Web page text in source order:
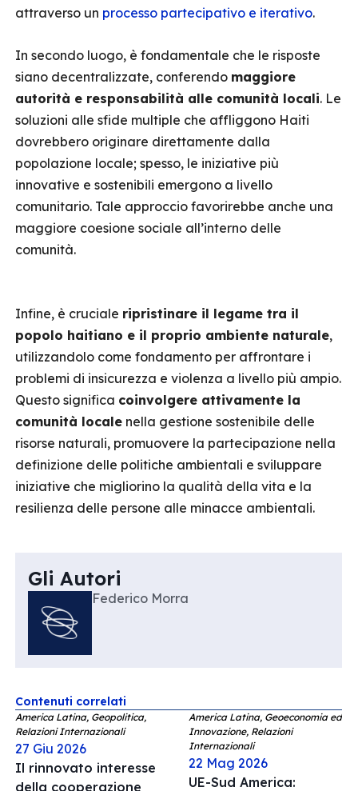
attraverso un processo partecipativo e iterativo.
In secondo luogo, è fondamentale che le risposte
siano decentralizzate, conferendo maggiore
autorità e responsabilità alle comunità locali. Le
soluzioni alle sfide multiple che affliggono Haiti
dovrebbero originare direttamente dalla
popolazione locale; spesso, le iniziative più
innovative e sostenibili emergono a livello
comunitario. Tale approccio favorirebbe anche una
maggiore coesione sociale all’interno delle
comunità.
Infine, è cruciale ripristinare il legame tra il
popolo haitiano e il proprio ambiente naturale,
utilizzandolo come fondamento per affrontare i
problemi di insicurezza e violenza a livello più ampio.
Questo significa coinvolgere attivamente la
comunità locale nella gestione sostenibile delle
risorse naturali, promuovere la partecipazione nella
definizione delle politiche ambientali e sviluppare
iniziative che migliorino la qualità della vita e la
resilienza delle persone alle minacce ambientali.
Gli Autori
Federico Morra
Contenuti correlati
America Latina, Geopolitica,
Relazioni Internazionali
27 Giu 2026
Il rinnovato interesse
della cooperazione
America Latina, Geoeconomia ed
Innovazione, Relazioni
Internazionali
22 Mag 2026
UE-Sud America: